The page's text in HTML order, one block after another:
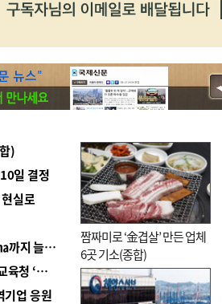
)
일 결정
실로
■ 경남 농정 비전 ‘잘 사는 농촌’…스마트팜 1000㏊까지 늘린다
■ 교육혁신선도지 공모 코앞인데…구·군 난색에 교육청 ‘쩔쩔’
업 응원
짬짜미로 ‘金겹살’ 만든 업체
6곳 기소(종합)